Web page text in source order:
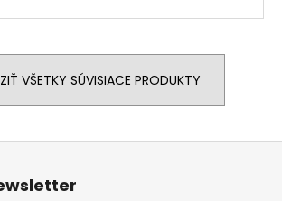
VŠETKY SÚVISIACE PRODUKTY